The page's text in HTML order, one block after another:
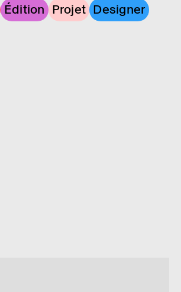
Édition Projet Designer